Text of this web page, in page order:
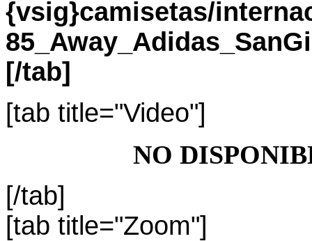
{vsig}camisetas/
[/tab]
[tab title="Video"]
NO
[/tab]
[tab title="Zoom"]